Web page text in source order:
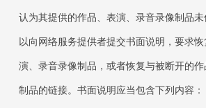
认为其提供的作品、表演、录音录像制品
以向网络服务提供者提交书面说明，要求
演、录音录像制品，或者恢复与被断开的
制品的链接。书面说明应当包含下列内容：